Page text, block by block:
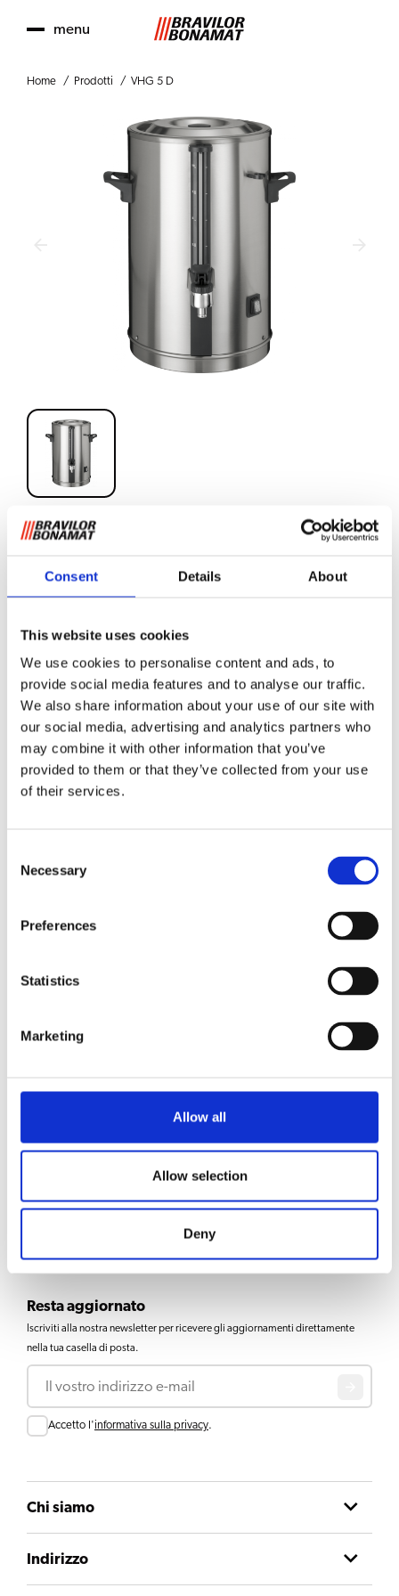
Consent Details About
This website uses cookies
We use cookies to personalise content and ads, to
provide social media features and to analyse our traffic.
We also share information about your use of our site with
our social media, advertising and analytics partners who
may combine it with other information that you’ve
provided to them or that they’ve collected from your use
of their services.
Selection
Necessary
Preferences
Statistics
Marketing
Allow all
Allow selection
Deny
menu
Home Prodotti VHG 5 D
VHG 5 D
Per preservarne il gusto, è necessario che le bevande, dopo
la preparazione, siano conservate alla giusta temperatura.
I contenitori termici (termos)VHG Dsono sono stati
sviluppati per ladistribuzione di bevandeideali per
l’utilizzo suicarrelli di servizio, ma anche sul banco, dato
ilriscaldamento elettrico.
piastra antivibrazioni
Disponibili da 5, 10, 20, 40 litri
Download e documenti
Resta aggiornato
Iscriviti alla nostra newsletter per ricevere gli aggiornamenti direttamente
nella tua casella di posta.
Email
Consent
Accetto l'informativa sulla privacy.
Chi siamo
Indirizzo